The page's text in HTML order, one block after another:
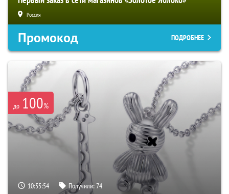
Россия
Промокод ПОДРОБНЕЕ
до 100%
10:55:53 Получили:74